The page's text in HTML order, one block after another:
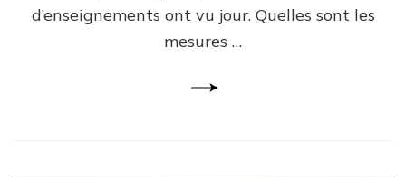
d’enseignements ont vu jour. Quelles sont les
mesures …